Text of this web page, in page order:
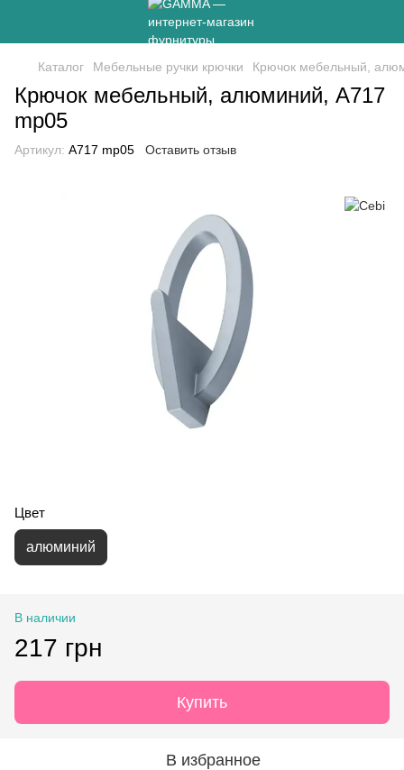
Каталог Мебельные ручки крючки Крючок мебельный,
Крючок мебельный, алюминий, A717
mp05
Артикул: A717 mp05 Оставить отзыв
Цвет
алюминий
В наличии
217 грн
Купить
В избранное